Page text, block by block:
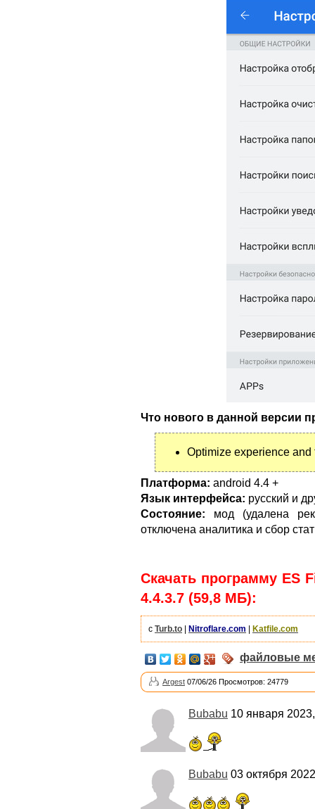
Что нового в данной версии
Optimize experience and
Платформа: android 4.4 +
Язык интерфейса: русский и
Состояние: мод (удалена
отключена аналитика и сбор
Скачать программу ES
4.4.3.7 (59,8 МБ):
с Turb.to Nitroflare.com Katfile.com
файловые
Argest 07/06/26 Просмотров: 24779
Bubabu 10 января
Bubabu 03 октября